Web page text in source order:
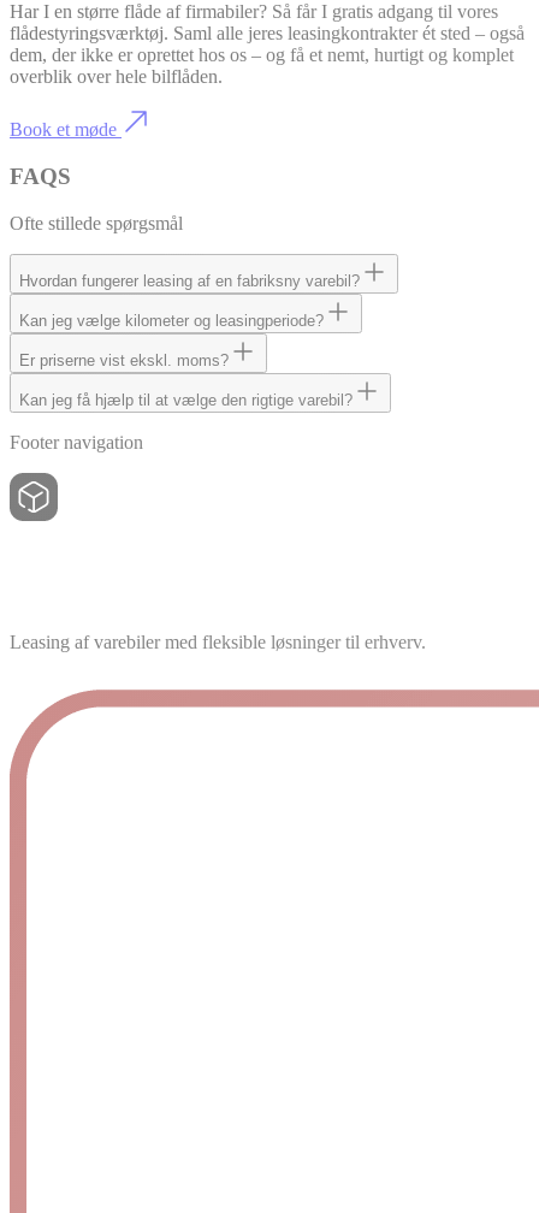
Har I en større flåde af firmabiler? Så får I gratis adgang til vores
flådestyringsværktøj. Saml alle jeres leasingkontrakter ét sted – også
dem, der ikke er oprettet hos os – og få et nemt, hurtigt og komplet
overblik over hele bilflåden.
Book et møde
FAQS
Ofte stillede spørgsmål
Hvordan fungerer leasing af en fabriksny varebil?
Kan jeg vælge kilometer og leasingperiode?
Er priserne vist ekskl. moms?
Kan jeg få hjælp til at vælge den rigtige varebil?
Footer navigation
Leasing af varebiler med fleksible løsninger til erhverv.